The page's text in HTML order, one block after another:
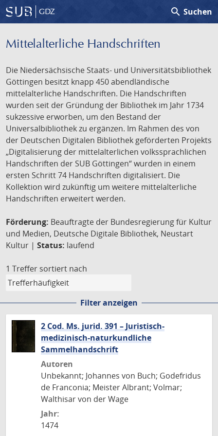
GDZ search Suchen
Mittelalterliche Handschriften
Die Niedersächsische Staats- und Universitätsbibliothek
Göttingen besitzt knapp 450 abendländische
mittelalterliche Handschriften. Die Handschriften
wurden seit der Gründung der Bibliothek im Jahr 1734
sukzessive erworben, um den Bestand der
Universalbibliothek zu ergänzen. Im Rahmen des von
der Deutschen Digitalen Bibliothek geförderten Projekts
„Digitalisierung der mittelalterlichen volkssprachlichen
Handschriften der SUB Göttingen“ wurden in einem
ersten Schritt 74 Handschriften digitalisiert. Die
Kollektion wird zukünftig um weitere mittelalterliche
Handschriften erweitert werden.
Förderung: Beauftragte der Bundesregierung für Kultur
und Medien, Deutsche Digitale Bibliothek, Neustart
Kultur | Status: laufend
1 Treffer sortiert nach
Filter anzeigen
2 Cod. Ms. jurid. 391 – Juristisch-
medizinisch-naturkundliche
Sammelhandschrift
Autoren
Unbekannt; Johannes von Buch; Godefridus
de Franconia; Meister Albrant; Volmar;
Walthisar von der Wage
Jahr:
1474